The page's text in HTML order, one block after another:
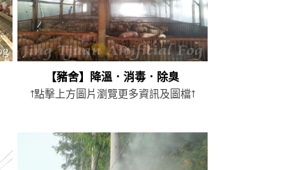
【豬舍】降溫．消毒．除臭
↑點擊上方圖片瀏覽更多資訊及圖檔↑